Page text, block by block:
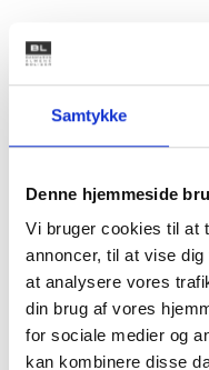
Samtykke
Denne hjemmeside
Vi bruger cookies til at
annoncer, til at vise
at analysere vores
din brug af vores
for sociale medier og
kan kombinere disse
Kontakt